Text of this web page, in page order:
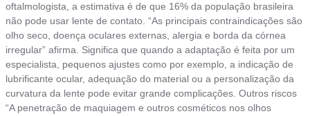
oftalmologista, a estimativa é de que 16% da população brasileira
não pode usar lente de contato. “As principais contraindicações são
olho seco, doença oculares externas, alergia e borda da córnea
irregular” afirma. Significa que quando a adaptação é feita por um
especialista, pequenos ajustes como por exemplo, a indicação de
lubrificante ocular, adequação do material ou a personalização da
curvatura da lente pode evitar grande complicações. Outros riscos
“A penetração de maquiagem e outros cosméticos nos olhos